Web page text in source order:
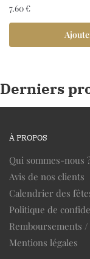
7.60€
Derniers
À PROPOS
Qui sommes-nous
Avis de nos clients
Calendrier des
Politique de
Remboursements
Mentions légales